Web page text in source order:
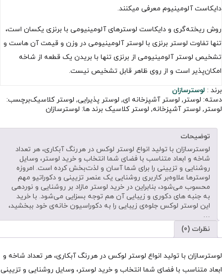
دایکاست آلومینیوم معرفی میکنند.
روش ریخته‌گری و دایکاست لوسترهای آلومینیومی با برنزی یکسان است،
تنها تفاوت لوستر برنزی با لوستر آلومینیومی در وزن و قیمت آن هاست و
تشخیص لوستر آلومینیومی از برنزی تنها با بریدن یک قطعه از شاخه
امکان‌پذیر است و از روی ظاهر قابل تشخیص نیست.
برند : لوسترسازان
دسته: لوستر, لوستر آشپزخانه ای, لوستر پذیرایی, لوستر کلاسیکبرچسب:
لوستر, لوستر آشپزخانه, لوستر کلاسیک برند ها: لوسترسازان
توضیحات
لوسترسازان با تولید انواع لوستر لوکس در هررنگ آبکاری، هر تعداد
شاخه و ابعاد متناسب با فضای شما انتخاب و خرید لوستر، وسایل
روشنایی و تزیینی را برای شما آسان و لذت‌بخش کرده است. امروزه
لوسترها علاوه‌بر کاربری روشنایی یک عنصر تزیینی و دکوراتیو مهم
محسوب می‌شود، بنابراین در خرید لوستر مازاد بر روشنایی و نوردهی
به جنبه های دکوری و زیبایی آن هم توجه بسزایی می‌شود. با خرید
این لوستر لوکس جلوه‌ی زیبایی را به دکوراسیون خانه‌ی خود ببخشید،
…
نظرات (0)
لوسترسازان با تولید انواع لوستر لوکس در هررنگ آبکاری، هر تعداد شاخه و
ابعاد متناسب با فضای شما انتخاب و خرید لوستر، وسایل روشنایی و تزیینی